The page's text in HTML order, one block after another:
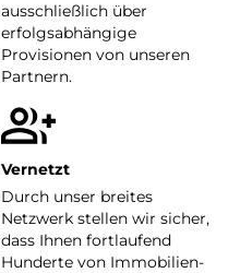
ausschließlich über
erfolgsabhängige
Provisionen von unseren
Partnern.
Vernetzt
Durch unser breites
Netzwerk stellen wir sicher,
dass Ihnen fortlaufend
Hunderte von Immobilien-